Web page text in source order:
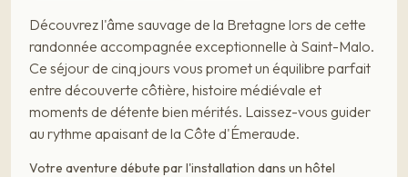
Découvrez l'âme sauvage de la Bretagne lors de cette
randonnée accompagnée exceptionnelle à Saint-Malo.
Ce séjour de cinq jours vous promet un équilibre parfait
entre découverte côtière, histoire médiévale et
moments de détente bien mérités. Laissez-vous guider
au rythme apaisant de la Côte d'Émeraude.
Votre aventure débute par l'installation dans un hôtel